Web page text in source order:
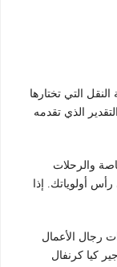
التي تختارها
الذي تقدمه
والرحلات
رأس أولوياتك. إذا
رجال الأعمال
كيا كرنفال